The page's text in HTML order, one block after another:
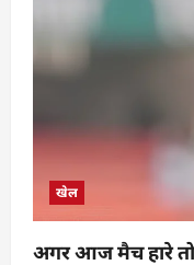
खेल
अगर आज मैच हारे तो